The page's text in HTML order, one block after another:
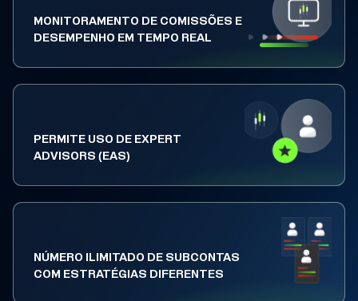
MONITORAMENTO DE COMISSÕES E
DESEMPENHO EM TEMPO REAL
PERMITE USO DE EXPERT
ADVISORS (EAS)
NÚMERO ILIMITADO DE SUBCONTAS
COM ESTRATÉGIAS DIFERENTES